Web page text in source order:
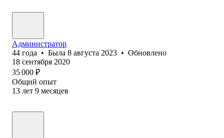
Администратор
44 года • Была 8 августа 2023 • Обновлено
18 сентября 2020
35 000 ₽
Общий опыт
13 лет 9 месяцев